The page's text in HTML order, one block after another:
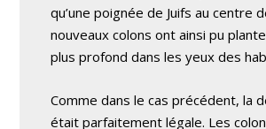
qu’une poignée de Juifs au centre
nouveaux colons ont ainsi pu
plus profond dans les yeux des
Comme dans le cas précédent, la
était parfaitement légale. Les